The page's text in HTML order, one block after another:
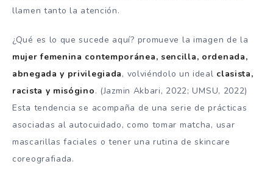
llamen tanto la atención.
¿Qué es lo que sucede aquí? promueve la imagen de la
mujer femenina contemporánea, sencilla, ordenada,
abnegada y privilegiada, volviéndolo un ideal clasista,
racista y misógino. (Jazmin Akbari, 2022; UMSU, 2022)
Esta tendencia se acompaña de una serie de prácticas
asociadas al autocuidado, como tomar matcha, usar
mascarillas faciales o tener una rutina de skincare
coreografiada.